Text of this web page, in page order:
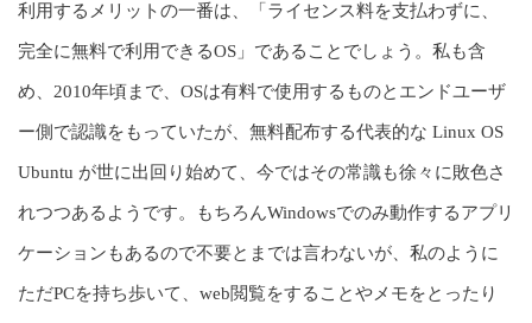
利用するメリットの一番は、「ライセンス料を支払わずに、
完全に無料で利用できるOS」であることでしょう。私も含
め、2010年頃まで、OSは有料で使用するものとエンドユーザ
ー側で認識をもっていたが、無料配布する代表的な Linux OS
Ubuntu が世に出回り始めて、今ではその常識も徐々に敗色さ
れつつあるようです。もちろんWindowsでのみ動作するアプリ
ケーションもあるので不要とまでは言わないが、私のように
ただPCを持ち歩いて、web閲覧をすることやメモをとったり